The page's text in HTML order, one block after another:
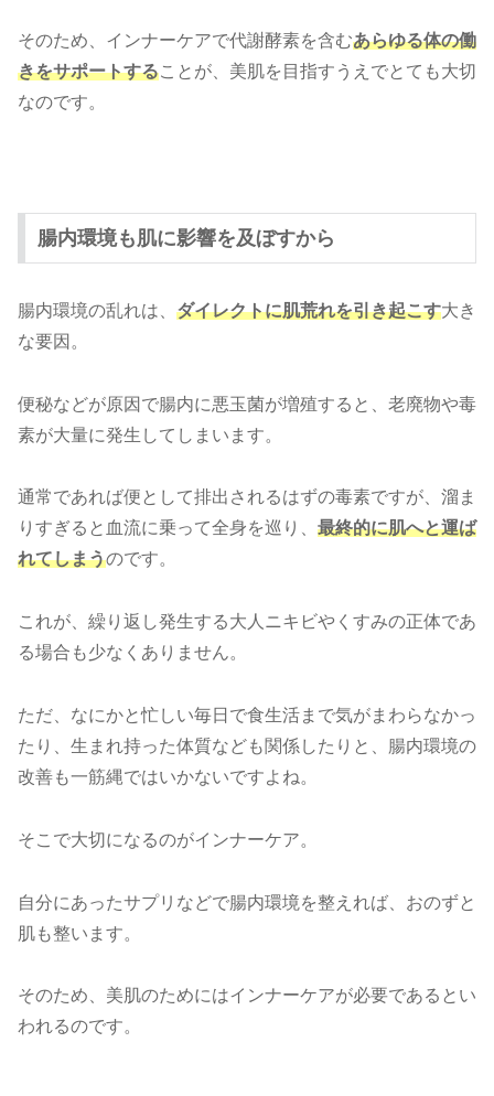
そのため、インナーケアで代謝酵素を含むあらゆる体の働
きをサポートすることが、美肌を目指すうえでとても大切
なのです。
腸内環境も肌に影響を及ぼすから
腸内環境の乱れは、 ダイレクトに肌荒れを引き起こす大き
な要因。
便秘などが原因で腸内に悪玉菌が増殖すると、老廃物や毒
素が大量に発生してしまいます。
通常であれば便として排出されるはずの毒素ですが、溜ま
りすぎると血流に乗って全身を巡り、 最終的に肌へと運ば
れてしまうのです。
これが、繰り返し発生する大人ニキビやくすみの正体であ
る場合も少なくありません。
ただ、なにかと忙しい毎日で食生活まで気がまわらなかっ
たり、生まれ持った体質なども関係したりと、腸内環境の
改善も一筋縄ではいかないですよね。
そこで大切になるのがインナーケア。
自分にあったサプリなどで腸内環境を整えれば、おのずと
肌も整います。
そのため、美肌のためにはインナーケアが必要であるとい
われるのです。